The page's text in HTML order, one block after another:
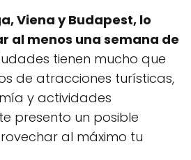
Viena y Budapest, lo
al menos una semana de
tienen mucho que
de atracciones turísticas,
y actividades
presento un posible
al máximo tu